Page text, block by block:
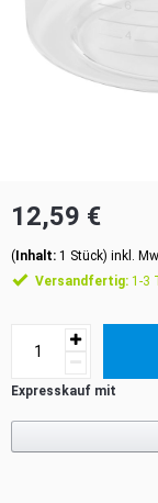
12,59 €
(Inhalt: 1 Stück) inkl.
Versandfertig: 1-3